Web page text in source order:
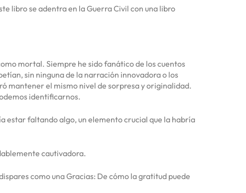
libro se adentra en la Guerra Civil con una libro
mortal. Siempre he sido fanático de los cuentos
sin ninguna de la narración innovadora o los
mantener el mismo nivel de sorpresa y originalidad.
identificarnos.
estar faltando algo, un elemento crucial que la habría
cautivadora.
como una Gracias: De cómo la gratitud puede